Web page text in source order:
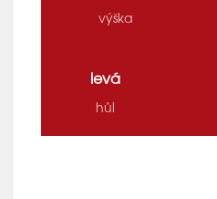
výška
levá
hůl